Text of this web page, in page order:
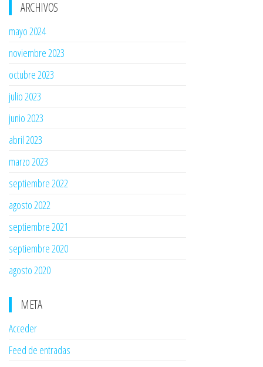
ARCHIVOS
mayo 2024
noviembre 2023
octubre 2023
julio 2023
junio 2023
abril 2023
marzo 2023
septiembre 2022
agosto 2022
septiembre 2021
septiembre 2020
agosto 2020
META
Acceder
Feed de entradas